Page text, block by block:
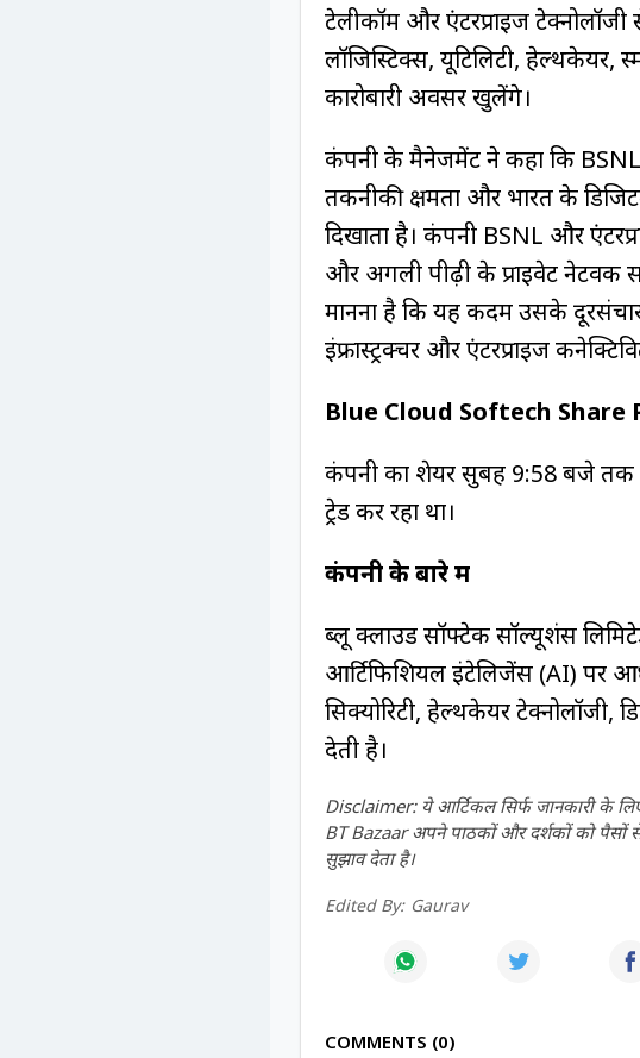
टेलीकॉम और एंटरप्राइज
लॉजिस्टिक्स, यूटिलिटी, हेल्थकेयर,
कारोबारी अवसर खुलेंगे।
कंपनी के मैनेजमेंट ने कहा कि BSNL
तकनीकी क्षमता और भारत के
दिखाता है। कंपनी BSNL और
और अगली पीढ़ी के प्राइवेट
मानना है कि यह कदम उसके
इंफ्रास्ट्रक्चर और एंटरप्राइज
Blue Cloud Softech Share
कंपनी का शेयर सुबह 9:58 बजे तक
ट्रेड कर रहा था।
कंपनी के बारे में
ब्लू क्लाउड सॉफ्टेक सॉल्यूशंस
आर्टिफिशियल इंटेलिजेंस (AI) पर
सिक्योरिटी, हेल्थकेयर टेक्नोलॉजी,
देती है।
Disclaimer: ये आर्टिकल सिर्फ जानकारी के
BT Bazaar अपने पाठकों और दर्शकों को पैसों
सुझाव देता है।
Edited By: Gaurav
COMMENTS 0